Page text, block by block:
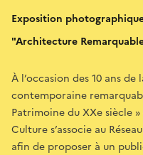
Exposition
"Architecture
À l’occasion des 10 ans
contemporaine
Patrimoine du XXe siècle
Culture s’associe au
afin de proposer à un